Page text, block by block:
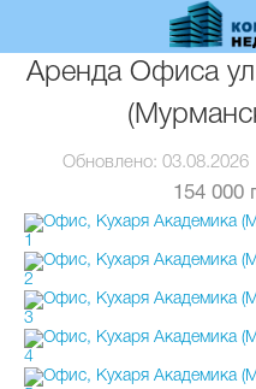
основному
содержанию
Аренда Офиса
Обновлено: 03.08.2026
154 000